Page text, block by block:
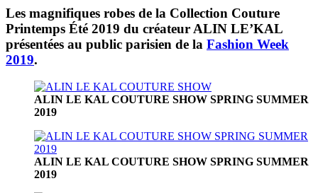
Les magnifiques robes de la Collection Couture
Printemps Été 2019 du créateur ALIN LE’KAL
présentées au public parisien de la Fashion Week
2019.
ALIN LE KAL COUTURE SHOW SPRING SUMMER
2019
ALIN LE KAL COUTURE SHOW SPRING SUMMER
2019